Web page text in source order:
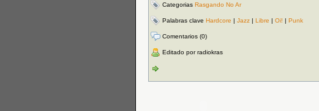
Categorias Rasgando No Ar
Palabras clave Hardcore | Jazz | Libre | Oi! | Punk
Comentarios (0)
Editado por radiokras